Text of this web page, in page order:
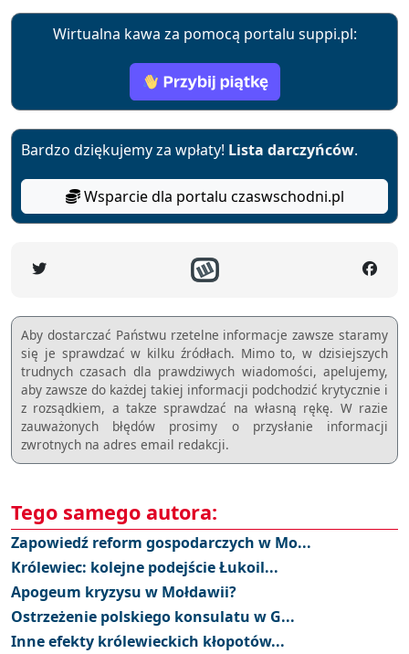
Wirtualna kawa za pomocą portalu suppi.pl:
Bardzo dziękujemy za wpłaty! Lista darczyńców.
Wsparcie dla portalu czaswschodni.pl
Aby dostarczać Państwu rzetelne informacje zawsze staramy
się je sprawdzać w kilku źródłach. Mimo to, w dzisiejszych
trudnych czasach dla prawdziwych wiadomości, apelujemy,
aby zawsze do każdej takiej informacji podchodzić krytycznie i
z rozsądkiem, a takze sprawdzać na własną rękę. W razie
zauważonych błędów prosimy o przysłanie informacji
zwrotnych na adres email redakcji.
Tego samego autora:
Zapowiedź reform gospodarczych w Mo...
Królewiec: kolejne podejście Łukoil...
Apogeum kryzysu w Mołdawii?
Ostrzeżenie polskiego konsulatu w G...
Inne efekty królewieckich kłopotów...